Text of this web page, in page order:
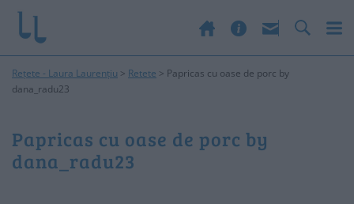
Rețete - Laura Laurențiu > Retete > Papricas cu oase de porc by
dana_radu23
Papricas cu oase de porc by
dana_radu23